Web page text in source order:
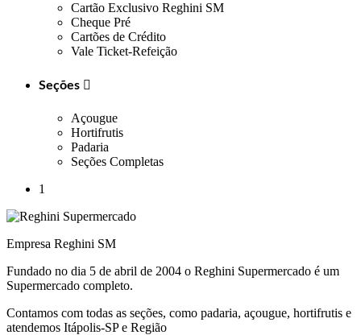
Cartão Exclusivo Reghini SM
Cheque Pré
Cartões de Crédito
Vale Ticket-Refeição
Seções 
Açougue
Hortifrutis
Padaria
Seções Completas
1
Empresa Reghini SM
Fundado no dia 5 de abril de 2004 o Reghini Supermercado é um
Supermercado completo.
Contamos com todas as seções, como padaria, açougue, hortifrutis e
atendemos Itápolis-SP e Região